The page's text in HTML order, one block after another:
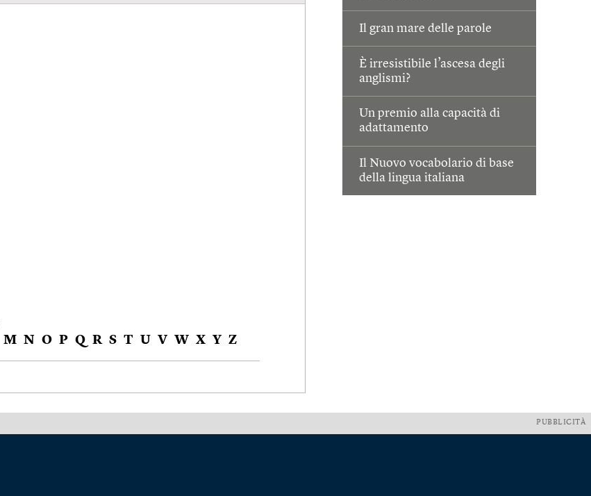
Il gran mare delle parole
È irresistibile l’ascesa degli
anglismi?
Un premio alla capacità di
adattamento
Il Nuovo vocabolario di base
della lingua italiana
M N O P Q R S T U V W X Y Z
PUBBLICITÀ